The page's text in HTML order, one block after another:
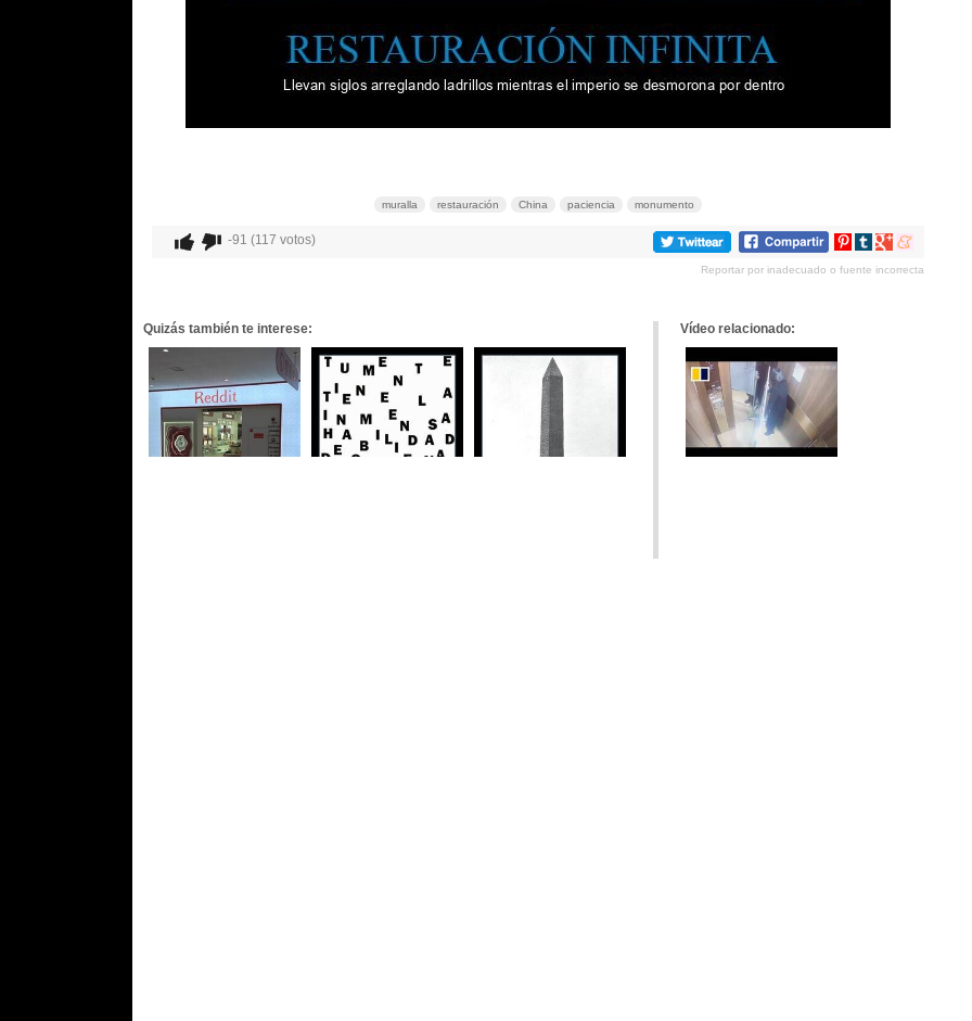
muralla restauración China paciencia monumento
-91 (117 votos)
Compartir
Pinterest
Compartir
tumblr
Compartir
Google+
Compartir
meneame
Reportar por inadecuado o fuente incorrecta
Quizás también te interese: Vídeo relacionado: